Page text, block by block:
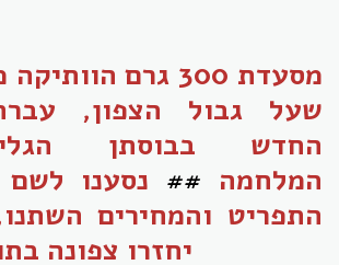
מסעדת 300 גרם
שעל גבול הצפון,
החדש בבוסתן
המלחמה ## נסענו
התפריט והמחירים